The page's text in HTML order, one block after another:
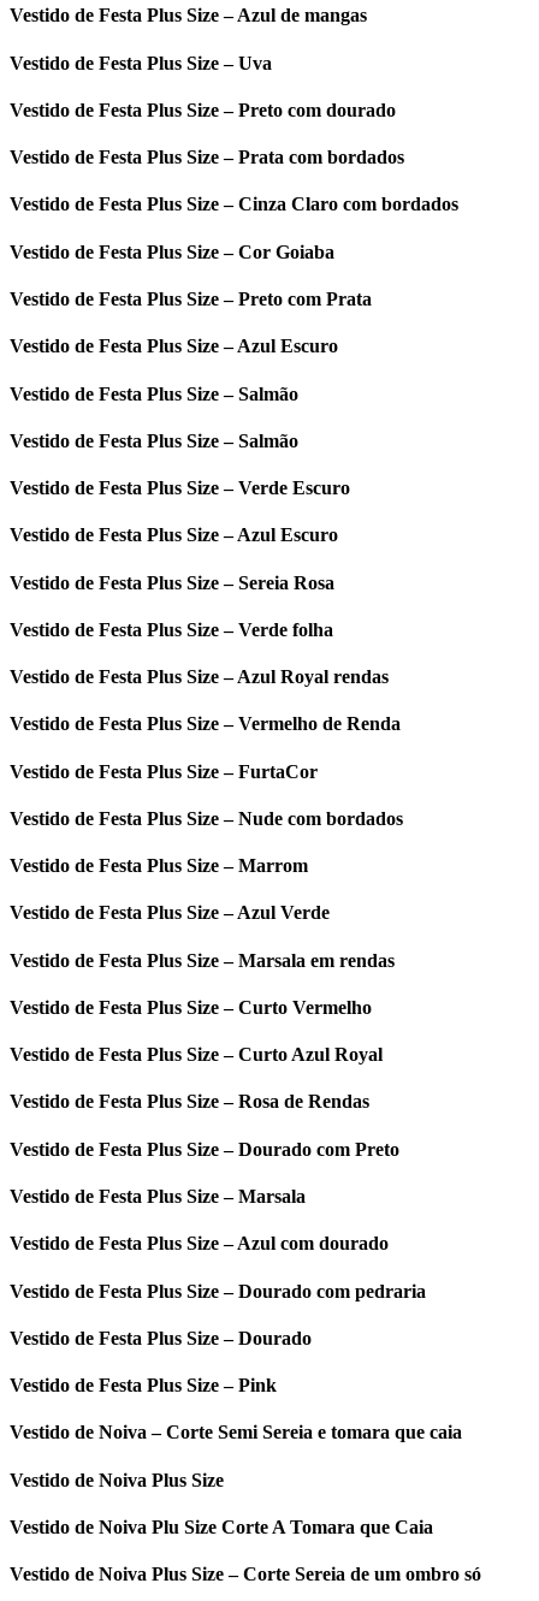
Vestido de Festa Plus Size – Azul de mangas
Vestido de Festa Plus Size – Uva
Vestido de Festa Plus Size – Preto com dourado
Vestido de Festa Plus Size – Prata com bordados
Vestido de Festa Plus Size – Cinza Claro com bordados
Vestido de Festa Plus Size – Cor Goiaba
Vestido de Festa Plus Size – Preto com Prata
Vestido de Festa Plus Size – Azul Escuro
Vestido de Festa Plus Size – Salmão
Vestido de Festa Plus Size – Salmão
Vestido de Festa Plus Size – Verde Escuro
Vestido de Festa Plus Size – Azul Escuro
Vestido de Festa Plus Size – Sereia Rosa
Vestido de Festa Plus Size – Verde folha
Vestido de Festa Plus Size – Azul Royal rendas
Vestido de Festa Plus Size – Vermelho de Renda
Vestido de Festa Plus Size – FurtaCor
Vestido de Festa Plus Size – Nude com bordados
Vestido de Festa Plus Size – Marrom
Vestido de Festa Plus Size – Azul Verde
Vestido de Festa Plus Size – Marsala em rendas
Vestido de Festa Plus Size – Curto Vermelho
Vestido de Festa Plus Size – Curto Azul Royal
Vestido de Festa Plus Size – Rosa de Rendas
Vestido de Festa Plus Size – Dourado com Preto
Vestido de Festa Plus Size – Marsala
Vestido de Festa Plus Size – Azul com dourado
Vestido de Festa Plus Size – Dourado com pedraria
Vestido de Festa Plus Size – Dourado
Vestido de Festa Plus Size – Pink
Vestido de Noiva – Corte Semi Sereia e tomara que caia
Vestido de Noiva Plus Size
Vestido de Noiva Plu Size Corte A Tomara que Caia
Vestido de Noiva Plus Size – Corte Sereia de um ombro só